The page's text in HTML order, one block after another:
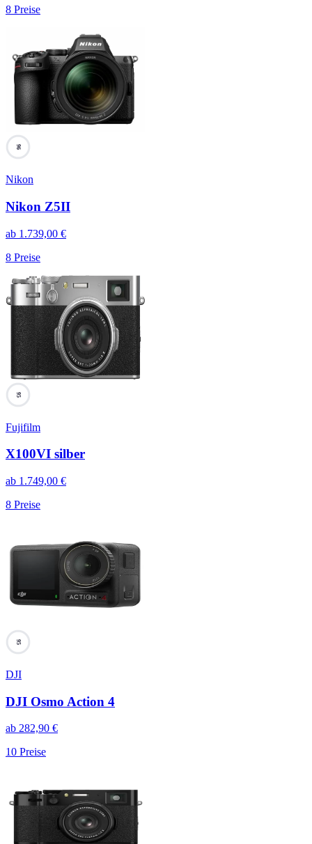
8 Preise
96
Nikon
Nikon Z5II
ab 1.739,00 €
8 Preise
95
Fujifilm
X100VI silber
ab 1.749,00 €
8 Preise
95
DJI
DJI Osmo Action 4
ab 282,90 €
10 Preise